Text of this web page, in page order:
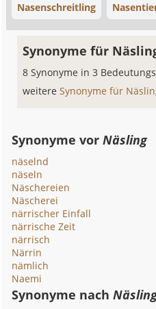
Nasenschreitling
Synonyme für
8 Synonyme in 3
weitereSynonyme für
Synonyme vorNäsling
näselnd
näseln
Näschereien
Näscherei
närrischer Einfall
närrische Zeit
närrisch
Närrin
nämlich
Naemi
Synonyme nach